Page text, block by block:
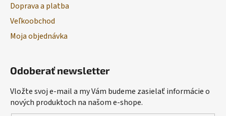
Doprava a platba
Veľkoobchod
Moja objednávka
Odoberať newsletter
Vložte svoj e-mail a my Vám budeme zasielať informácie o
nových produktoch na našom e-shope.